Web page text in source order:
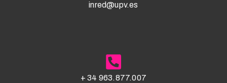
Alejandro García Martínez
Francisco Javier Hoyuelos Álvaro
Sara Ibáñez Asensio
inred@upv.es
+ 34 963.877.007